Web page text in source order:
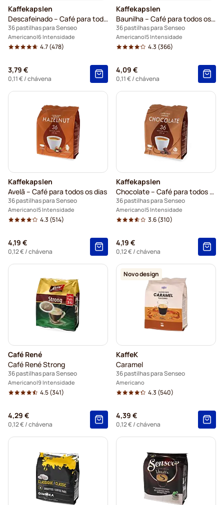
Kaffekapslen
Descafeinado – Café para todos los dias
36 pastilhas para Senseo
Americano 6 Intensidade
4.7(478)
3,79 €
0,11 €/ chávena
Kaffekapslen
Baunilha – Café para todos os dias
36 pastilhas para Senseo
Americano 5 Intensidade
4.3 (366)
4,09 €
0,11 €/ chávena
Kaffekapslen
Avelã – Café para todos os dias
36 pastilhas para Senseo
Americano 5 Intensidade
4.3 (514)
4,19 €
0,12 €/ chávena
Kaffekapslen
Chocolate – Café para todos os dias
36 pastilhas para Senseo
Americano 5 Intensidade
3.6(310)
4,19 €
0,12 €/ chávena
Café René
Café René Strong
36 pastilhas para Senseo
Americano 9 Intensidade
4.5(341)
4,29 €
0,12 €/ chávena
Novo design
KaffeK
Caramel
36 pastilhas para Senseo
Americano
4.3 (540)
4,39 €
0,12 €/ chávena